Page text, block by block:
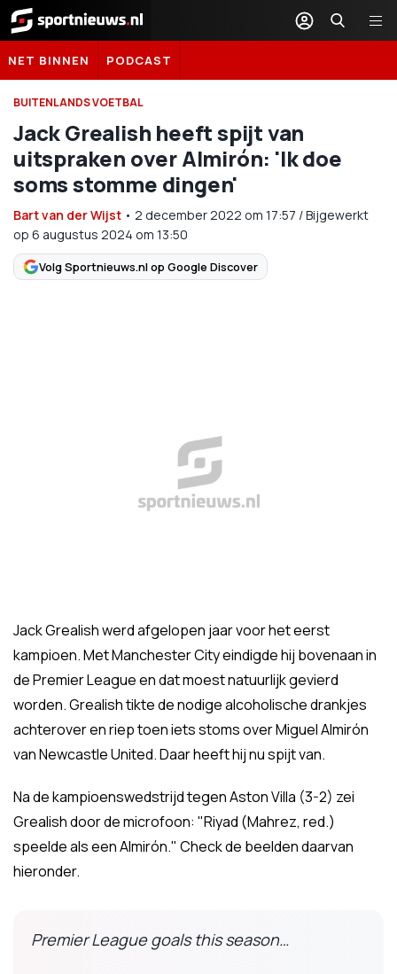
Sportnieuws.nl
NET BINNEN PODCAST
BUITENLANDS VOETBAL
Jack Grealish heeft spijt van
uitspraken over Almirón: 'Ik doe
soms stomme dingen'
Bart van der Wijst • 2 december 2022 om 17:57 /Bijgewerkt
op 6 augustus 2024 om 13:50
Volg Sportnieuws.nl op Google Discover
Jack Grealish werd afgelopen jaar voor het eerst
kampioen. Met Manchester City eindigde hij bovenaan in
de Premier League en dat moest natuurlijk gevierd
worden. Grealish tikte de nodige alcoholische drankjes
achterover en riep toen iets stoms over Miguel Almirón
van Newcastle United. Daar heeft hij nu spijt van.
Na de kampioenswedstrijd tegen Aston Villa (3-2) zei
Grealish door de microfoon: "Riyad (Mahrez, red.)
speelde als een Almirón." Check de beelden daarvan
hieronder.
Premier League goals this season…